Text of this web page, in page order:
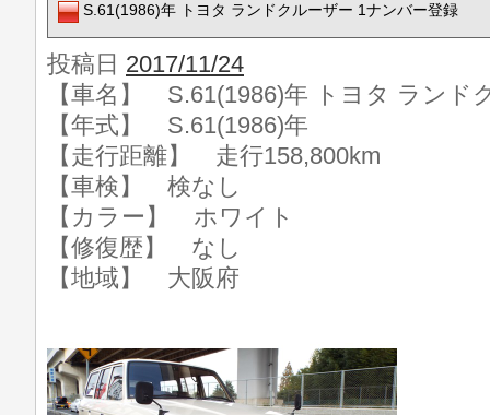
S.61(1986)年 トヨタ ランドクルーザー 1ナンバー登録
投稿日 2017/11/24
【車名】 S.61(1986)年 トヨタ ランド
【年式】 S.61(1986)年
【走行距離】 走行158,800km
【車検】 検なし
【カラー】 ホワイト
【修復歴】 なし
【地域】 大阪府